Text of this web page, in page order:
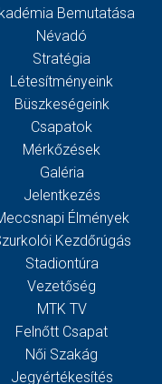
Bemutatása
Névadó
Stratégia
Létesítményeink
Büszkeségeink
Csapatok
Mérkőzések
Galéria
Jelentkezés
Élmények
Kezdőrúgás
Stadiontúra
Vezetőség
MTK TV
Felnőtt Csapat
Női Szakág
Jegyértékesítés